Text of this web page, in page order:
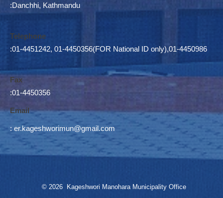
:Danchhi, Kathmandu
Telephone
:01-4451242, 01-4450356(FOR National ID only),01-4450986
Fax
:01-4450356
Email
: er.kageshworimun@gmail.com
© 2026 Kageshwori Manohara Municipality Office